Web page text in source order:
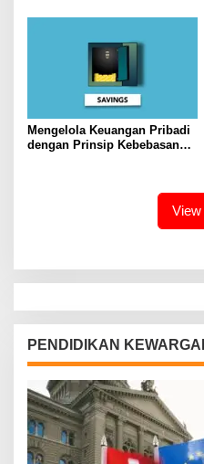
Mengelola Keuangan Pribadi
dengan Prinsip Kebebasan
PENDIDIKAN